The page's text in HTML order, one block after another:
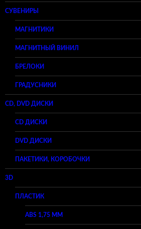
СУВЕНИРЫ
МАГНИТИКИ
МАГНИТНЫЙ ВИНИЛ
БРЕЛОКИ
ГРАДУСНИКИ
CD, DVD ДИСКИ
CD ДИСКИ
DVD ДИСКИ
ПАКЕТИКИ, КОРОБОЧКИ
3D
ПЛАСТИК
ABS 1,75 ММ